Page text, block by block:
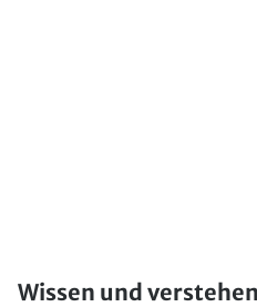
Wissen und